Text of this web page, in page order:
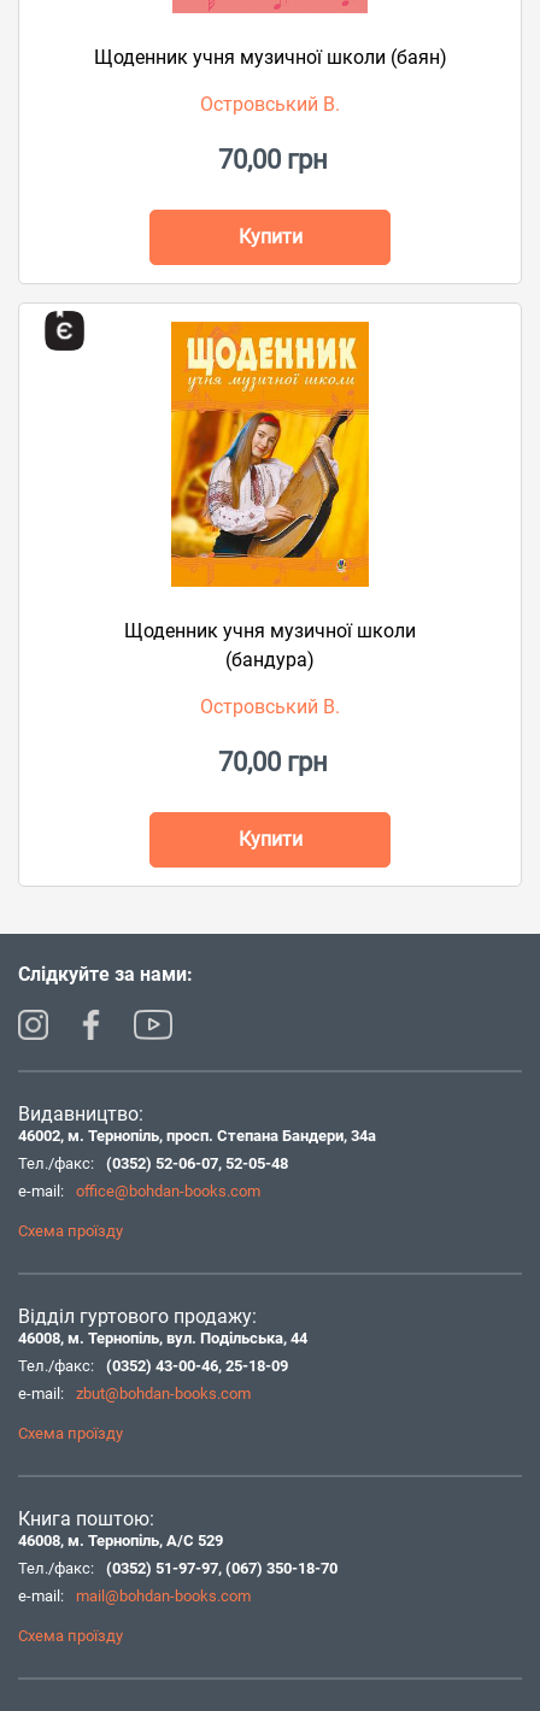
Щоденник учня музичної школи (баян)
Островський В.
70,00 грн
Купити
Щоденник учня музичної школи
(бандура)
Островський В.
70,00 грн
Купити
Слідкуйте за нами:
Видавництво:
46002, м. Тернопіль, просп. Степана Бандери, 34а
Тел./факс:
(0352) 52-06-07, 52-05-48
e-mail:
office@bohdan-books.com
Схема проїзду
Відділ гуртового продажу:
46008, м. Тернопіль, вул. Подільська, 44
Тел./факс:
(0352) 43-00-46, 25-18-09
e-mail:
zbut@bohdan-books.com
Схема проїзду
Книга поштою:
46008, м. Тернопіль, А/С 529
Тел./факс:
(0352) 51-97-97, (067) 350-18-70
e-mail:
mail@bohdan-books.com
Схема проїзду